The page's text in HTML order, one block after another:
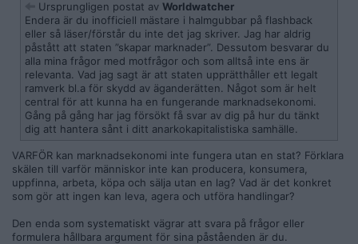
Ursprungligen postat av Worldwatcher
Endera är du inofficiell mästare i halmgubbar på flashback
eller så läser/förstår du inte det jag skriver. Jag har aldrig
påstått att staten ”skapar marknader”. Dessutom besvarar du
alla mina frågor med motfrågor och som alltså inte ens är
relevanta. Vad jag sagt är att staten upprätthåller ett legalt
ramverk bl.a för skydd av äganderätten. Något som är helt
central för att kunna ha en fungerande marknadsekonomi.
Gång på gång har jag försökt få svar av dig på hur du tänkt
dig att hantera sånt i ditt anarkokapitalistiska samhälle.
VARFÖR kan marknadsekonomi inte fungera utan en stat? Förklara
skälen till varför människor inte kan producera, konsumera,
uppfinna, arbeta, köpa och sälja utan en lag? Vad är det konkret
som gör att ingen kan leva, agera och utföra handlingar?
Den enda som systematiskt vägrar att svara på frågor eller
formulera hållbara argument för sina påståenden är du.